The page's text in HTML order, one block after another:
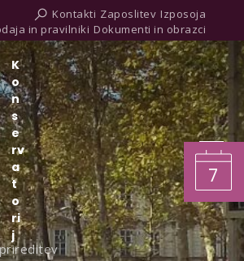
Kontakti Zaposlitev Izposoja
in pravilniki Dokumenti in obrazci
K
o
n
s
e
rv
a
t
o
ri
j
7